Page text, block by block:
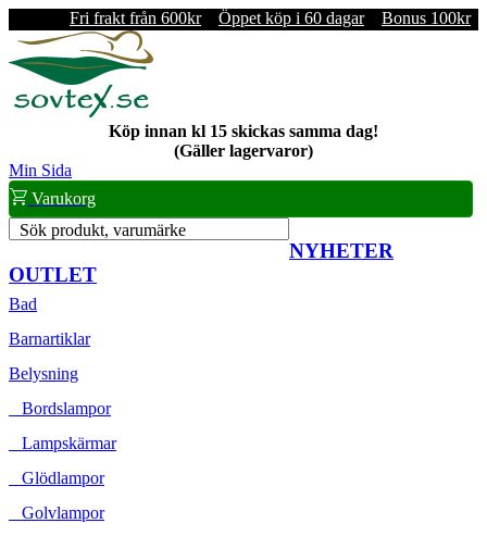
Fri frakt från 600kr Öppet köp i 60 dagar Bonus 100kr
Köp innan kl 15 skickas samma dag!
(Gäller lagervaror)
Min Sida
Varukorg
Sök produkt, varumärke
NYHETER
OUTLET
Bad
Barnartiklar
Belysning
Bordslampor
Lampskärmar
Glödlampor
Golvlampor